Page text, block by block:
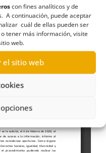
con fines analíticos y de
A continuación, puede aceptar
cuál de ellas pueden ser
tener más información, visite
web.
el sitio web